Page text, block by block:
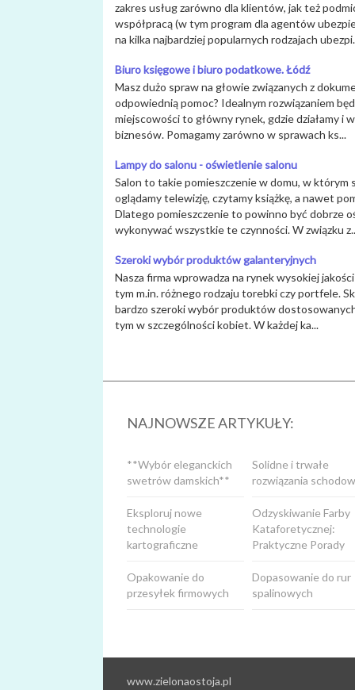
zakres usług zarówno dla klientów, jak też
współpracą (w tym program dla agentów
na kilka najbardziej popularnych rodzajach
Biuro księgowe i biuro podatkowe. Łódź
Masz dużo spraw na głowie związanych z
odpowiednią pomoc? Idealnym rozwiązaniem
miejscowości to główny rynek, gdzie działamy i
biznesów. Pomagamy zarówno w sprawach ks...
Lampy do salonu - oświetlenie salonu
Salon to takie pomieszczenie w domu, w którym
oglądamy telewizję, czytamy książkę, a nawet
Dlatego pomieszczenie to powinno być dobrze
wykonywać wszystkie te czynności. W związku
Szeroki wybór produktów galanteryjnych
Nasza firma wprowadza na rynek wysokiej
tym m.in. różnego rodzaju torebki czy portfele.
bardzo szeroki wybór produktów
tym w szczególności kobiet. W każdej ka...
NAJNOWSZE ARTYKUŁY:
Solidne i trwałe
rozwiązania
**Wybór eleganckich
swetrów damskich**
Odzyskiwanie Farby
Kataforetycznej:
Praktyczne Porady
Eksploruj nowe
technologie
kartograficzne
Dopasowanie do rur
spalinowych
Opakowanie do
przesyłek firmowych
www.zielonaostoja.pl